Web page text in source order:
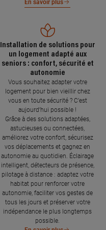
En savoir plus
Installation de solutions pour
un logement adapté aux
seniors : confort, sécurité et
autonomie
Vous souhaitez adapter votre
logement pour bien vieillir chez
vous en toute sécurité ? C’est
aujourd’hui possible !
Grâce à des solutions adaptées,
astucieuses ou connectées,
améliorez votre confort, sécurisez
vos déplacements et gagnez en
autonomie au quotidien. Éclairage
intelligent, détecteurs de présence,
pilotage à distance : adaptez votre
habitat pour renforcer votre
autonomie, faciliter vos gestes de
tous les jours et préserver votre
indépendance le plus longtemps
possible.